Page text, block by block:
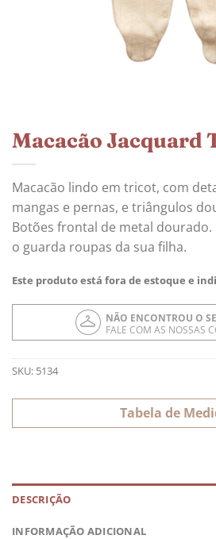
Macacão Jacquard
Macacão lindo em tricot, com
mangas e pernas, e triângulos
Botões frontal de metal dourado.
o guarda roupas da sua filha.
Este produto está fora de estoque e
NÃO ENCONTROU O
FALE COM AS NOSSAS
SKU: 5134
Tabela de
DESCRIÇÃO
INFORMAÇÃO ADICIONAL